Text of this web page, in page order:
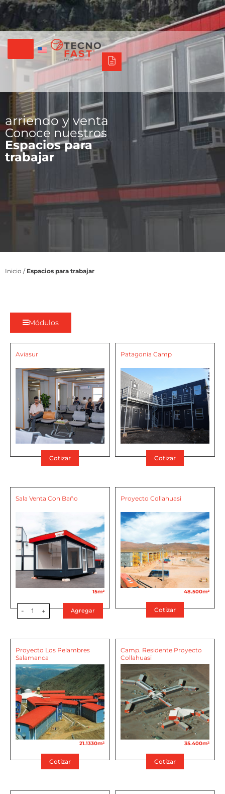
Síguenos +56 2 27905000+56 9 3469 5135
Tecno Fast Perú AlcoTriumph BalatTecno Panel
arriendo y venta
Conoce nuestros
Espacios para
trabajar
Inicio / Espacios para trabajar
Módulos
Aviasur
Cotizar
Patagonia Camp
Cotizar
Sala Venta Con Baño
15m²
- 1 + Agregar
Proyecto Collahuasi
48.500m²
Cotizar
Proyecto Los Pelambres
Salamanca
21.1330m²
Cotizar
Camp. Residente Proyecto
Collahuasi
35.400m²
Cotizar